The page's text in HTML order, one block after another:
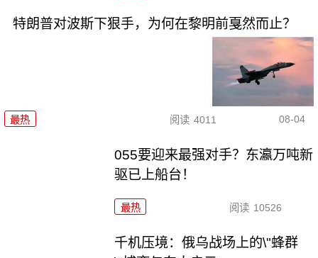
特朗普对波斯下狠手，为何在黎明前戛然而止？
最热 阅读 4011 08-04
055要迎来最强对手？东瀛万吨新
驱已上船台！
最热 阅读 10526
千机压境：俄乌战场上的\"蜂群